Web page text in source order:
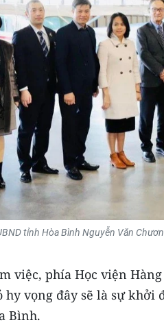
tỉnh Hòa Bình Nguyễn Văn
việc, phía Học viện
hy vọng đây sẽ là sự khởi
Bình.